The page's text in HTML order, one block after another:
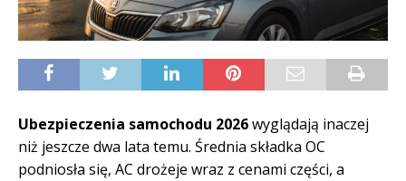
Ubezpieczenia samochodu 2026wyglądają inaczej
niż jeszcze dwa lata temu. Średnia składka OC
podniosła się, AC drożeje wraz z cenami części, a